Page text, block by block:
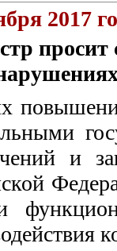
2017
и